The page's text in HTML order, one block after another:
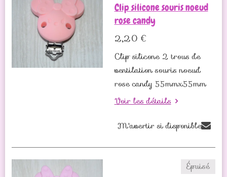
Clip silicone souris noeud
rose candy
2,20 €
Clip silicone 2 trous de
ventilation souris noeud
rose candy 55mmx55mm
Voir les détails
M'avertir si disponible
Épuisé